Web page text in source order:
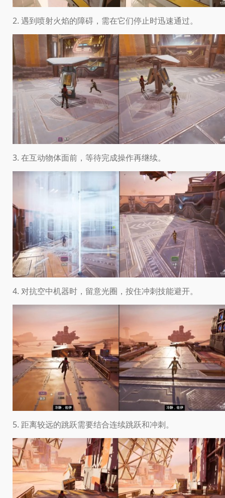
2. 遇到喷射火焰的障碍，需在它们停止时迅速通过。
3. 在互动物体面前，等待完成操作再继续。
4. 对抗空中机器时，留意光圈，按住冲刺技能避开。
5. 距离较远的跳跃需要结合连续跳跃和冲刺。